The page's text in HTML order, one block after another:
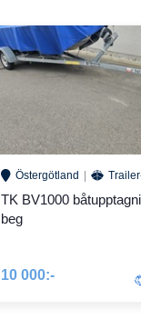
Östergötland
TK BV1000
beg
10 000:-